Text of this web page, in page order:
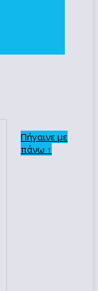
Πήγαινε με
πάνω ↑